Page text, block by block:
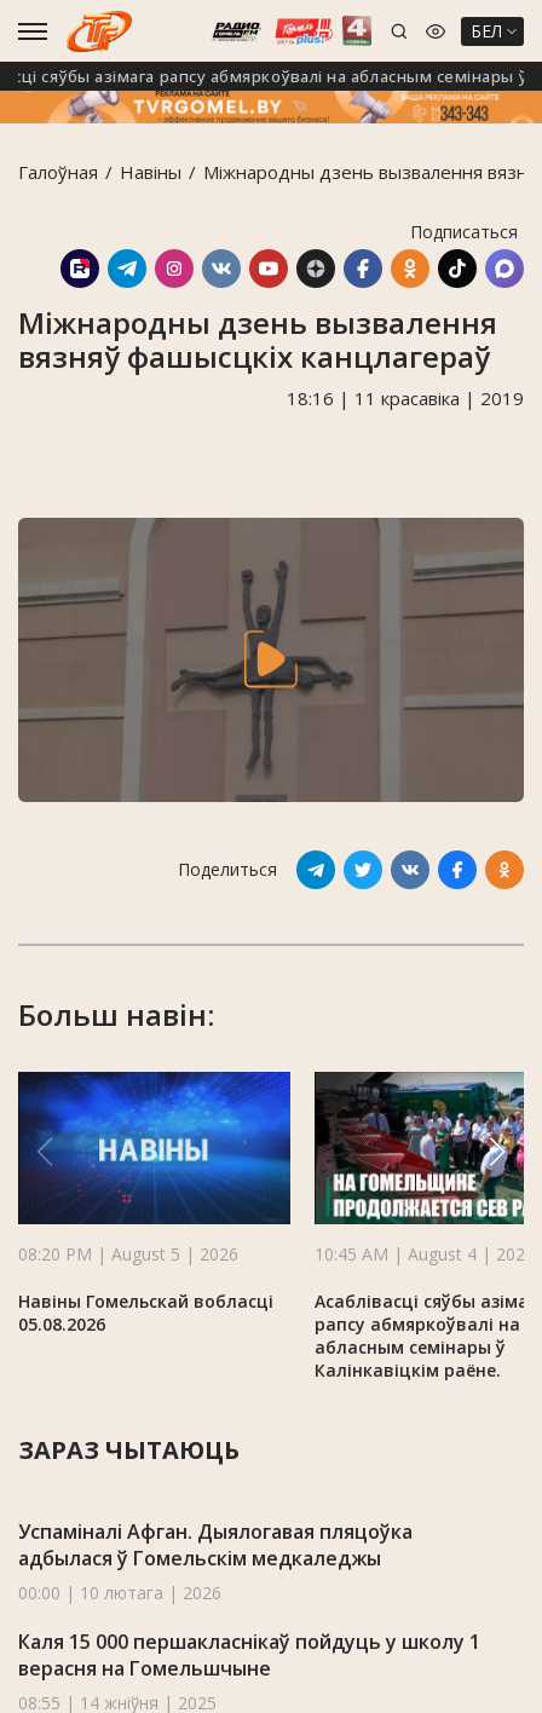
БЕЛ
сяўбы азімага рапсу абмяркоўвалі на абласным семінары ў
Галоўная Навiны Міжнародны дзень вызвалення
Подписаться
Міжнародны дзень вызвалення
вязняў фашысцкіх канцлагераў
18:16 | 11 красавіка | 2019
Поделиться
Больш навін:
08:20 PM | August 5 | 2026
Навіны Гомельскай вобласці
05.08.2026
10:45 AM | August 4 | 2026
Асаблівасці сяўбы
рапсу абмяркоўвалі на
абласным семінары ў
Калінкавіцкім раёне.
ЗАРАЗ ЧЫТАЮЦЬ
Успаміналі Афган. Дыялогавая пляцоўка
адбылася ў Гомельскім медкаледжы
00:00 | 10 лютага | 2026
Каля 15 000 першакласнікаў пойдуць у школу 1
верасня на Гомельшчыне
08:55 | 14 жніўня | 2025